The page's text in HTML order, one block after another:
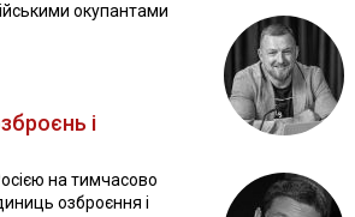
окупантами
і
на тимчасово
озброєння і